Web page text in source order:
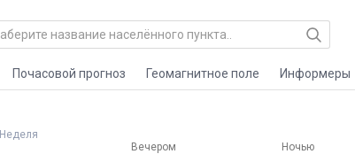
Почасовой прогноз Геомагнитное поле Информеры
Неделя
Вечером Ночью